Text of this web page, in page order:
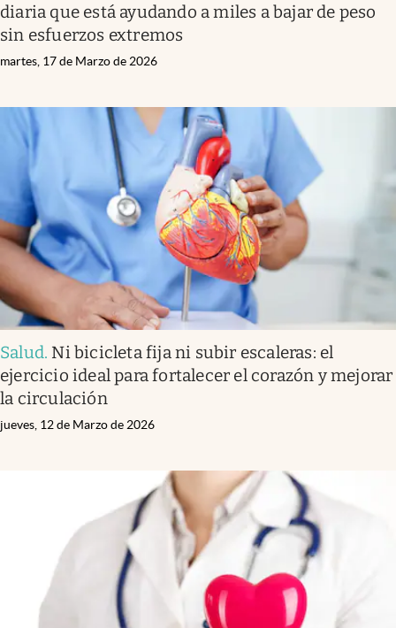
diaria que está ayudando a miles a bajar de peso
sin esfuerzos extremos
martes, 17 de Marzo de 2026
Salud. Ni bicicleta fija ni subir escaleras: el
ejercicio ideal para fortalecer el corazón y mejorar
la circulación
jueves, 12 de Marzo de 2026